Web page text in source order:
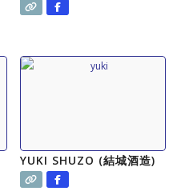
YUKI SHUZO (結城酒造)